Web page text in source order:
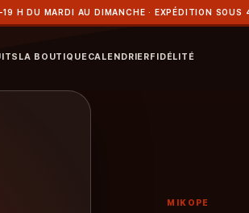
H DU MARDI AU DIMANCHE · EXPÉDITION SOUS
LA BOUTIQUECALENDRIERFIDÉLITÉ
MIKOPE